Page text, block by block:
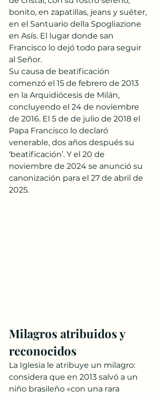
bonito, en zapatillas, jeans y suéter,
en el Santuario della Spogliazione
en Asís. El lugar donde san
Francisco lo dejó todo para seguir
al Señor.
Su causa de beatificación
comenzó el 15 de febrero de 2013
en la Arquidiócesis de Milán,
concluyendo el 24 de noviembre
de 2016. El 5 de de julio de 2018 el
Papa Francisco lo declaró
venerable, dos años después su
‘beatificación’. Y el 20 de
noviembre de 2024 se anunció su
canonización para el 27 de abril de
2025.
Milagros atribuidos y
reconocidos
La Iglesia le atribuye un milagro:
considera que en 2013 salvó a un
niño brasileño «con una rara